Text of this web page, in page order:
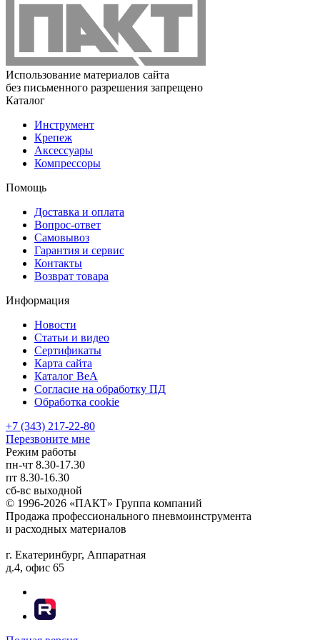
Использование материалов сайта
без письменного разрешения запрещено
Каталог
Инструмент
Крепеж
Аксессуары
Компрессоры
Помощь
Доставка и оплата
Вопрос-ответ
Самовывоз
Гарантия и сервис
Контакты
Возврат товара
Информация
Новости
Статьи и видео
Сертификаты
Карта сайта
Каталог BeA
Согласие на обработку ПД
Обработка cookie
+7 (343) 217-22-80
Перезвоните мне
Режим работы
пн-чт 8.30-17.30
пт 8.30-16.30
сб-вс выходной
© 1996-2026 «ПАКТ» Группа компаний
Продажа профессионального пневмоинструмента
и расходных материалов
г. Екатеринбург, Аппаратная
д.4, офис 65